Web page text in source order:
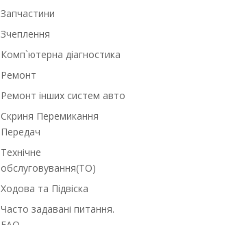
Запчастини
Зчеплення
Комп`ютерна діагностика
Ремонт
Ремонт інших систем авто
Скриня Перемикання
Передач
Технічне
обслуговування(ТО)
Ходова та Підвіска
Часто задавані питання.